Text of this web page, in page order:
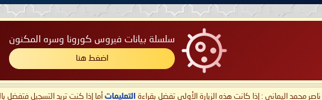
سلسلة بيانات فيروس كورونا وسره المكنون
اضغط هنا
محمد اليماني : إذا كانت هذه الزيارة الأولى تفضل بقراءة التعليمات أما إذا كنت تريد التسجيل فتفضل